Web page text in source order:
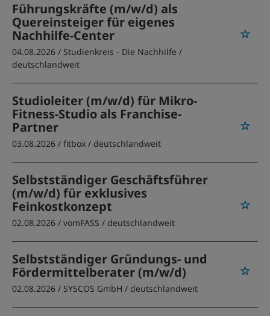
Führungskräfte (m/w/d) als
Quereinsteiger für eigenes
Nachhilfe-Center
04.08.2026 / Studienkreis - Die Nachhilfe /
deutschlandweit
Studioleiter (m/w/d) für Mikro-
Fitness-Studio als Franchise-
Partner
03.08.2026 / fitbox / deutschlandweit
Selbstständiger Geschäftsführer
(m/w/d) für exklusives
Feinkostkonzept
02.08.2026 / vomFASS / deutschlandweit
Selbstständiger Gründungs- und
Fördermittelberater (m/w/d)
02.08.2026 / SYSCOS GmbH / deutschlandweit